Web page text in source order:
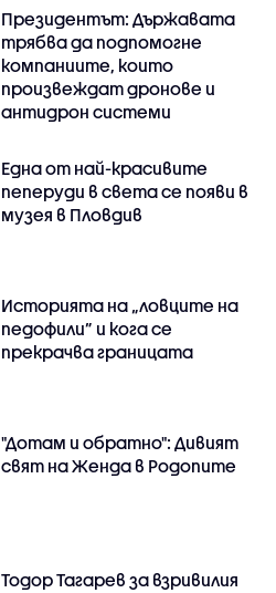
Президентът: Държавата
трябва да подпомогне
компаниите, които
произвеждат дронове и
антидрон системи
Една от най-красивите
пеперуди в света се появи в
музея в Пловдив
Историята на „ловците на
педофили” и кога се
прекрачва границата
"Дотам и обратно": Дивият
свят на Женда в Родопите
Тодор Тагарев за взривилия